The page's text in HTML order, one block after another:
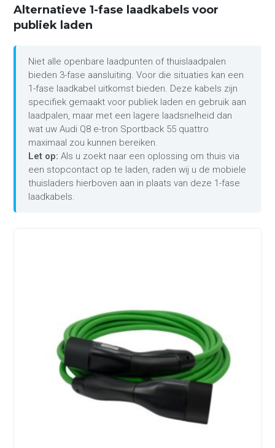
Alternatieve 1-fase laadkabels voor
publiek laden
Niet alle openbare laadpunten of thuislaadpalen
bieden 3-fase aansluiting. Voor die situaties kan een
1-fase laadkabel uitkomst bieden. Deze kabels zijn
specifiek gemaakt voor publiek laden en gebruik aan
laadpalen, maar met een lagere laadsnelheid dan
wat uw Audi Q8 e-tron Sportback 55 quattro
maximaal zou kunnen bereiken.
Let op: Als u zoekt naar een oplossing om thuis via
een stopcontact op te laden, raden wij u de mobiele
thuisladers hierboven aan in plaats van deze 1-fase
laadkabels.